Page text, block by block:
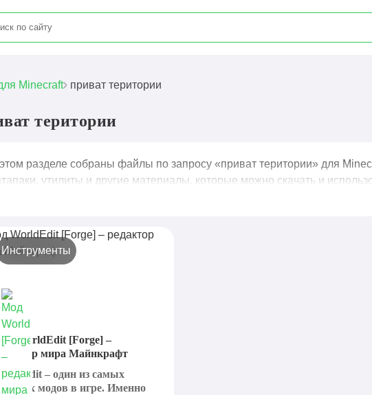
Minecraft приват територии
територии
разделе собраны файлы по запросу «приват територии» для
утилиты и другие материалы, которые можно скачать и
Инструменты
WorldEdit [Forge] –
мира Майнкрафт
– один из самых
модов в игре. Именно